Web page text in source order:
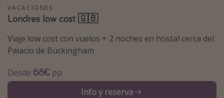
Inspiración para viajes
Camping
Glamping
Viajes en tren
Viajar sola como mujer
VACACIONES
Londres low cost 🇬🇧
Viaje low cost con vuelos + 2 noches en hostal cerca del
Palacio de Buckingham
Desde 68€ pp
Info y reserva